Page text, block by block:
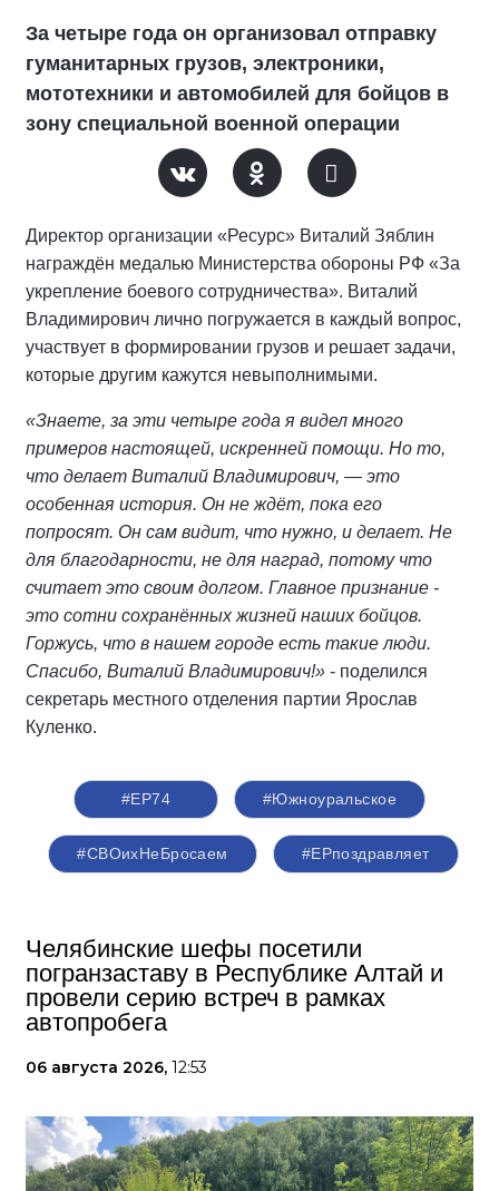
За четыре года он организовал отправку
гуманитарных грузов, электроники,
мототехники и автомобилей для бойцов в
зону специальной военной операции
Директор организации «Ресурс» Виталий Зяблин
награждён медалью Министерства обороны РФ «За
укрепление боевого сотрудничества». Виталий
Владимирович лично погружается в каждый вопрос,
участвует в формировании грузов и решает задачи,
которые другим кажутся невыполнимыми.
«Знаете, за эти четыре года я видел много
примеров настоящей, искренней помощи. Но то,
что делает Виталий Владимирович, — это
особенная история. Он не ждёт, пока его
попросят. Он сам видит, что нужно, и делает. Не
для благодарности, не для наград, потому что
считает это своим долгом. Главное признание -
это сотни сохранённых жизней наших бойцов.
Горжусь, что в нашем городе есть такие люди.
Спасибо, Виталий Владимирович!» - поделился
секретарь местного отделения партии Ярослав
Куленко.
#ЕР74 #Южноуральское
#СВОихНеБросаем #ЕРпоздравляет
Челябинские шефы посетили
погранзаставу в Республике Алтай и
провели серию встреч в рамках
автопробега
06 августа 2026, 12:53